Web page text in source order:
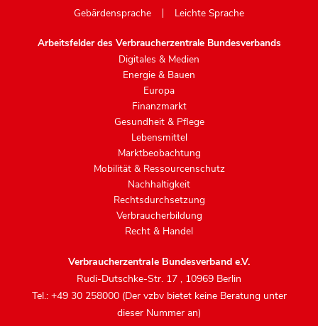
Gebärdensprache
Leichte Sprache
Arbeitsfelder des Verbraucherzentrale Bundesverbands
Digitales & Medien
Energie & Bauen
Europa
Finanzmarkt
Gesundheit & Pflege
Lebensmittel
Marktbeobachtung
Mobilität & Ressourcenschutz
Nachhaltigkeit
Rechtsdurchsetzung
Verbraucherbildung
Recht & Handel
Verbraucherzentrale Bundesverband e.V.
Rudi-Dutschke-Str. 17 , 10969 Berlin
Tel.: +49 30 258000 (Der vzbv bietet keine Beratung unter
dieser Nummer an)